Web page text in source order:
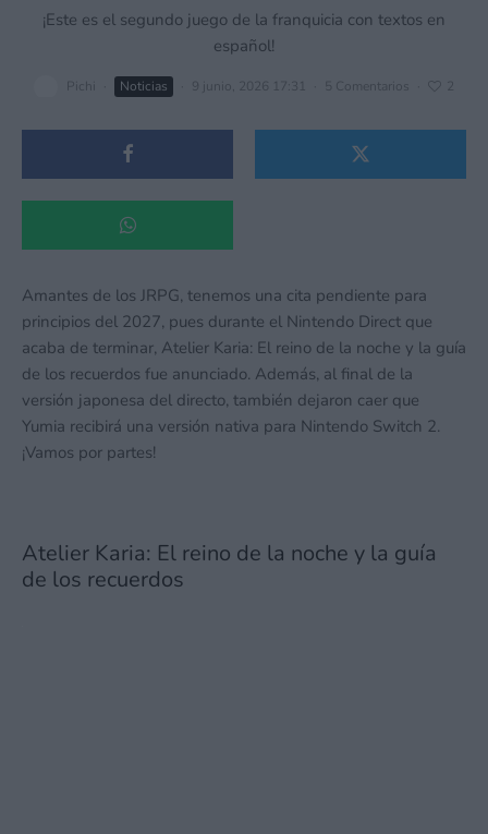
¡Este es el segundo juego de la franquicia con textos en
español!
Pichi Noticias 9 junio, 2026 17:31 5 Comentarios 2
Amantes de los JRPG, tenemos una cita pendiente para
principios del 2027, pues durante el Nintendo Direct que
acaba de terminar, Atelier Karia: El reino de la noche y la guía
de los recuerdos fue anunciado. Además, al final de la
versión japonesa del directo, también dejaron caer que
Yumia recibirá una versión nativa para Nintendo Switch 2.
¡Vamos por partes!
Atelier Karia: El reino de la noche y la guía
de los recuerdos